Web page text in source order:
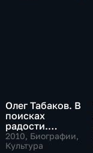
Олег Табаков. В
поисках
радости.
Театральная
повесть в пяти
2010, Биографии,
Культура